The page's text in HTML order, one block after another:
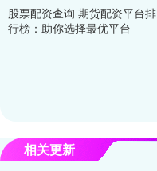
股票配资查询 期货配资平台排
行榜：助你选择最优平台
相关更新